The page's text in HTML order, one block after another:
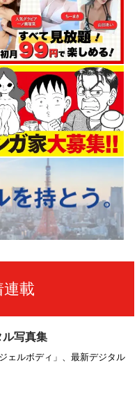
連載
写真集
ェルボディ」、最新デジタル